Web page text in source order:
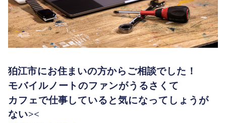
狛江市にお住まいの方からご相談でした！
モバイルノートのファンがうるさくて
カフェで仕事していると気になってしょうが
ない><